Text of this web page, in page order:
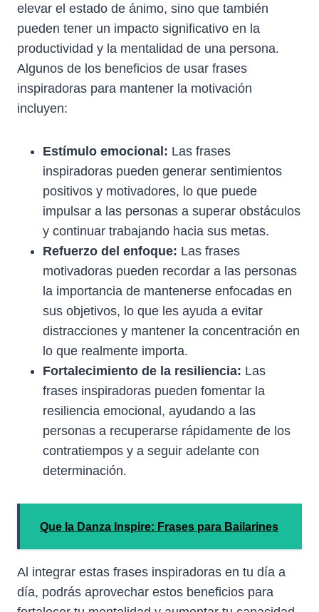
elevar el estado de ánimo, sino que también
pueden tener un impacto significativo en la
productividad y la mentalidad de una persona.
Algunos de los beneficios de usar frases
inspiradoras para mantener la motivación
incluyen:
Estímulo emocional: Las frases
inspiradoras pueden generar sentimientos
positivos y motivadores, lo que puede
impulsar a las personas a superar obstáculos
y continuar trabajando hacia sus metas.
Refuerzo del enfoque: Las frases
motivadoras pueden recordar a las personas
la importancia de mantenerse enfocadas en
sus objetivos, lo que les ayuda a evitar
distracciones y mantener la concentración en
lo que realmente importa.
Fortalecimiento de la resiliencia: Las
frases inspiradoras pueden fomentar la
resiliencia emocional, ayudando a las
personas a recuperarse rápidamente de los
contratiempos y a seguir adelante con
determinación.
Que la Danza Inspire: Frases para Bailarines
Al integrar estas frases inspiradoras en tu día a
día, podrás aprovechar estos beneficios para